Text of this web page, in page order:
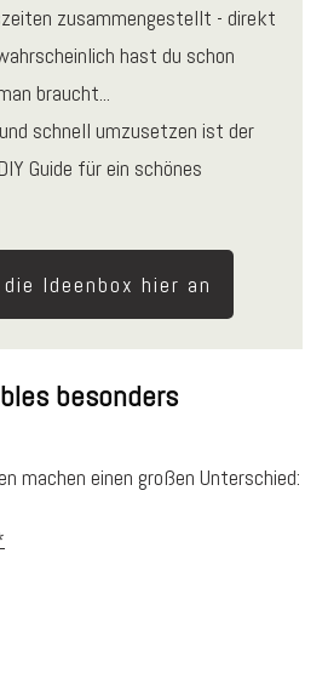
zusammengestellt - direkt
hast du schon
braucht...
schnell umzusetzen ist der
Guide für ein schönes
Ideenbox hier an
besonders
machen einen großen Unterschied: